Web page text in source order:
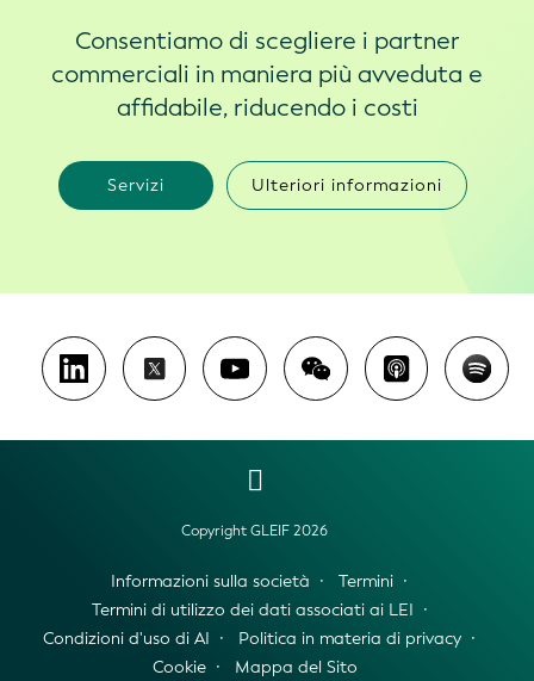
Consentiamo di scegliere i partner
commerciali in maniera più avveduta e
affidabile, riducendo i costi
Servizi Ulteriori informazioni
Copyright GLEIF 2026
Informazioni sulla società
Termini
Termini di utilizzo dei dati associati ai LEI
Condizioni d'uso di AI
Politica in materia di privacy
Cookie
Mappa del Sito